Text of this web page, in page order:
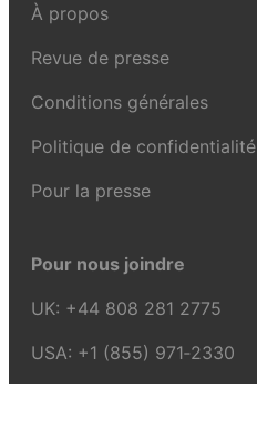
À propos
Revue de presse
Conditions générales
Politique de confidentialité
Pour la presse
Pour nous joindre
UK: +44 808 281 2775
USA: +1 (855) 971‑2330